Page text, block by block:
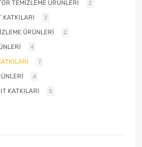
TEMİZLEME ÜRÜNLERİ 2
KATKILARI 2
ÜRÜNLERİ 2
4
7
4
KATKILARI 5